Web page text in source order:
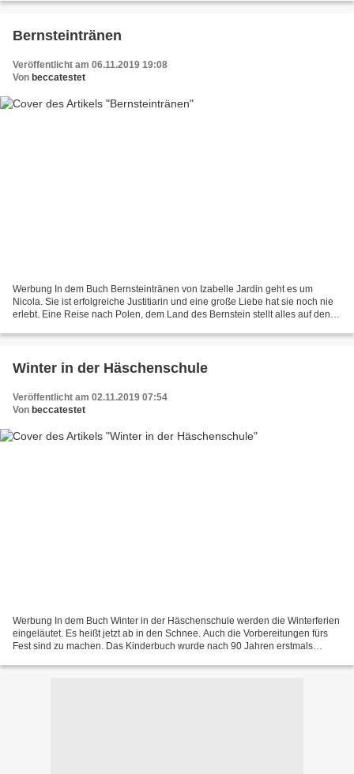
Bernsteintränen
Veröffentlicht am 06.11.2019 19:08
Von beccatestet
Werbung In dem Buch Bernsteintränen von Izabelle Jardin geht es um
Nicola. Sie ist erfolgreiche Justitiarin und eine große Liebe hat sie noch nie
erlebt. Eine Reise nach Polen, dem Land des Bernstein stellt alles auf den
Winter in der Häschenschule
Veröffentlicht am 02.11.2019 07:54
Von beccatestet
Werbung In dem Buch Winter in der Häschenschule werden die Winterferien
eingeläutet. Es heißt jetzt ab in den Schnee. Auch die Vorbereitungen fürs
Fest sind zu machen. Das Kinderbuch wurde nach 90 Jahren erstmals